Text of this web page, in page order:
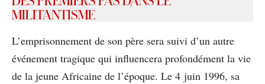
MILITANTISME
L’emprisonnement de son père sera suivi d’un autre
événement tragique qui inﬂuencera profondément la vie
de la jeune Africaine de l’époque. Le 4 juin 1996, sa